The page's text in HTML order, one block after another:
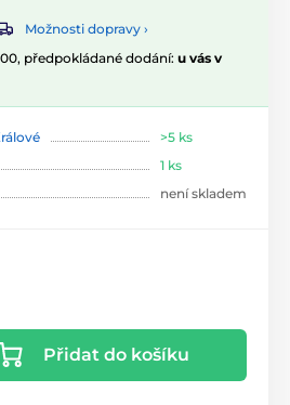
Možnosti dopravy ›
předpokládané dodání: u vás v
>5 ks
1 ks
není skladem
Přidat do košíku